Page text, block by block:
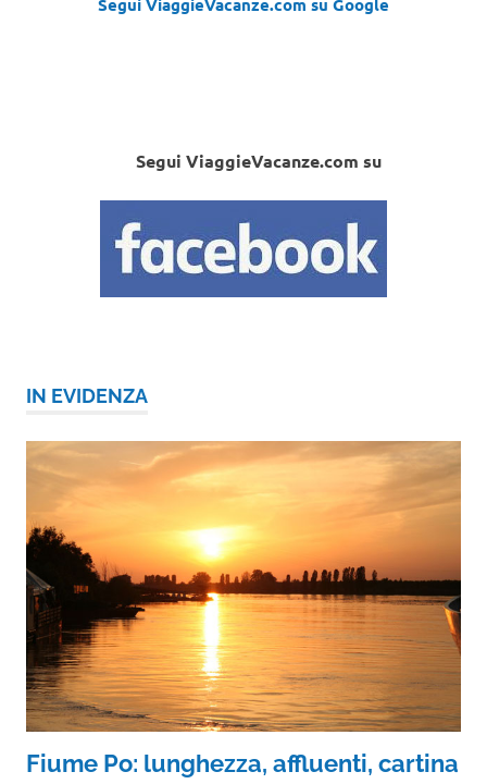
Segui ViaggieVacanze.com su Google
Segui ViaggieVacanze.com su
IN EVIDENZA
Fiume Po: lunghezza, affluenti, cartina